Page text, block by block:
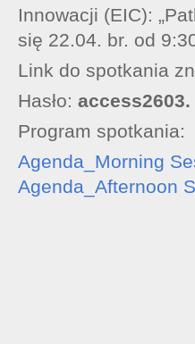
Innowacji (EIC):
się 22.04. br. od
Link do spotkania
Hasło: access2603.
Program spotkania:
Agenda_Morning
Agenda_Afternoon